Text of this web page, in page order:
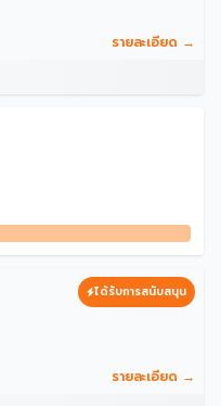
รายละเอียด →
ได้รับการสนับสนุน
รายละเอียด →